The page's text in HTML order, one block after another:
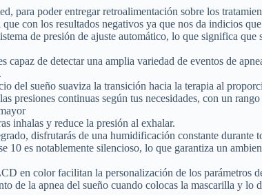
para poder entregar retroalimentación sobre los
con los resultados negativos ya que nos da indicios
de presión de ajuste automático, lo que significa
capaz de detectar una amplia variedad de eventos de
del sueño suaviza la transición hacia la terapia al
presiones continuas según tus necesidades, con un
inhalas y reduce la presión al exhalar.
disfrutarás de una humidificación constante durante
10 es notablemente silencioso, lo que garantiza un
en color facilitan la personalización de los parámetros
de la apnea del sueño cuando colocas la mascarilla y lo